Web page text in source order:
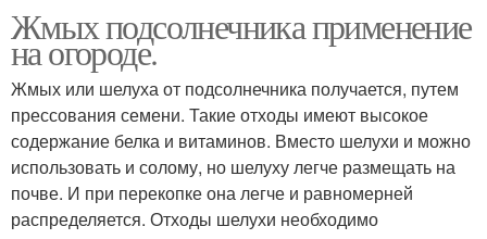
Жмых подсолнечника применение
на огороде.
Жмых или шелуха от подсолнечника получается, путем
прессования семени. Такие отходы имеют высокое
содержание белка и витаминов. Вместо шелухи и можно
использовать и солому, но шелуху легче размещать на
почве. И при перекопке она легче и равномерней
распределяется. Отходы шелухи необходимо